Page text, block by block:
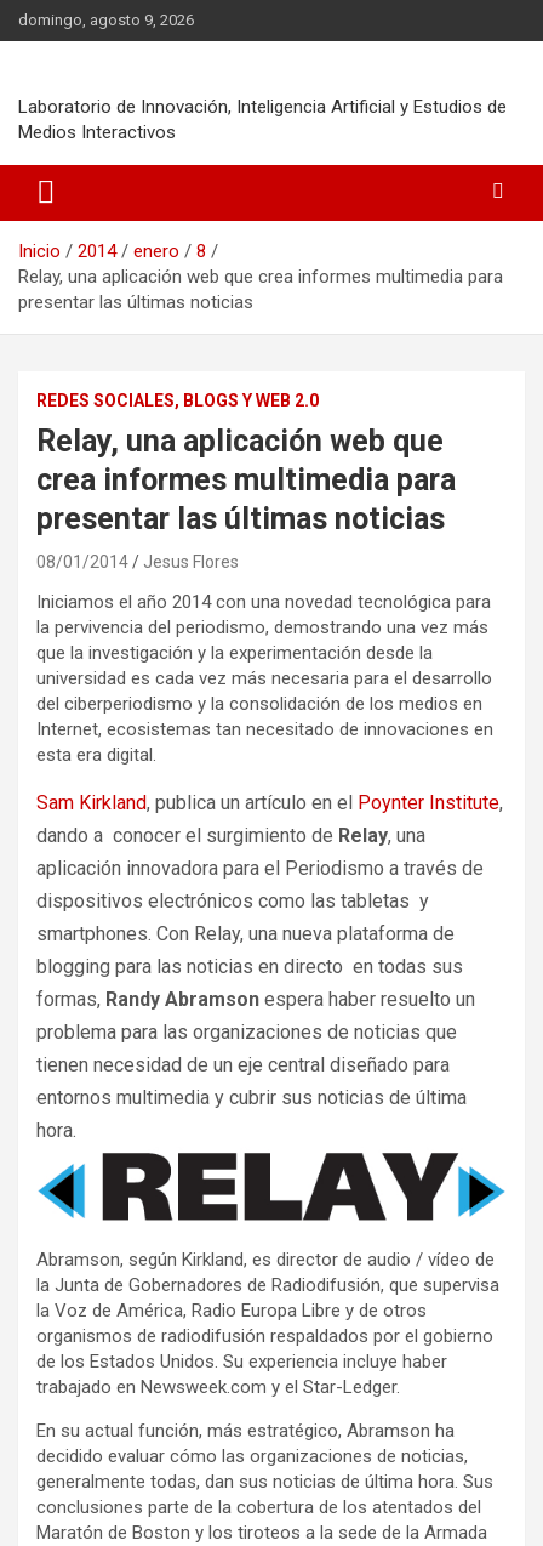
Saltar
al
domingo, agosto 9, 2026
Laboratorio de Innovación, Inteligencia Artificial y Estudios de
Medios Interactivos
Inicio 2014 enero
8
Relay, una aplicación web que crea informes multimedia para
presentar las últimas noticias
REDES SOCIALES, BLOGS Y WEB 2.0
Relay, una aplicación web que
crea informes multimedia para
presentar las últimas noticias
08/01/2014 Jesus Flores
Iniciamos el año 2014 con una novedad tecnológica para
la pervivencia del periodismo, demostrando una vez más
que la investigación y la experimentación desde la
universidad es cada vez más necesaria para el desarrollo
del ciberperiodismo y la consolidación de los medios en
Internet, ecosistemas tan necesitado de innovaciones en
esta era digital.
Sam Kirkland, publica un artículo en el Poynter Institute,
dando a conocer el surgimiento de Relay, una
aplicación innovadora para el Periodismo a través de
dispositivos electrónicos como las tabletas y
smartphones. Con Relay, una nueva plataforma de
blogging para las noticias en directo en todas sus
formas, Randy Abramson espera haber resuelto un
problema para las organizaciones de noticias que
tienen necesidad de un eje central diseñado para
entornos multimedia y cubrir sus noticias de última
hora.
Abramson, según Kirkland, es director de audio / vídeo de
la Junta de Gobernadores de Radiodifusión, que supervisa
la Voz de América, Radio Europa Libre y de otros
organismos de radiodifusión respaldados por el gobierno
de los Estados Unidos. Su experiencia incluye haber
trabajado en Newsweek.com y el Star-Ledger.
En su actual función, más estratégico, Abramson ha
decidido evaluar cómo las organizaciones de noticias,
generalmente todas, dan sus noticias de última hora. Sus
conclusiones parte de la cobertura de los atentados del
Maratón de Boston y los tiroteos a la sede de la Armada